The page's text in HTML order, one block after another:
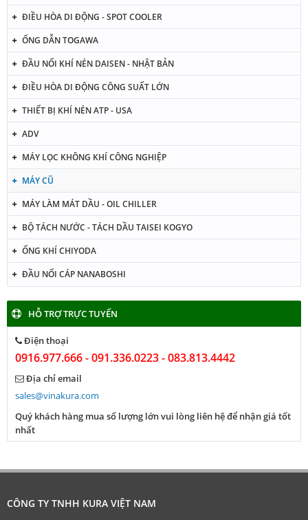
ĐIỀU HÒA DI ĐỘNG - SPOT COOLER
ỐNG DẪN TOGAWA
ĐẦU NỐI KHÍ NÉN DAISEN - NHẬT BẢN
ĐIỀU HÒA DI ĐỘNG CÔNG SUẤT LỚN
THIẾT BỊ KHÍ NÉN ATP - USA
ADV
MÁY LỌC KHÔNG KHÍ CÔNG NGHIỆP
MÁY CŨ
MÁY LÀM MÁT DẦU - OIL CHILLER
BỘ TÁCH NƯỚC - TÁCH DẦU TAISEI KOGYO
ỐNG KHÍ CHIYODA
ĐẦU NỐI CÁP NANABOSHI
HỖ TRỢ TRỰC TUYẾN
Điện thoại
0916.977.666 - 091.336.0223 - 083.813.4442
Địa chỉ email
sales@vinakura.com
Quý khách hàng mua số lượng lớn vui lòng liên hệ để nhận giá tốt
nhất
CÔNG TY TNHH KURA VIỆT NAM